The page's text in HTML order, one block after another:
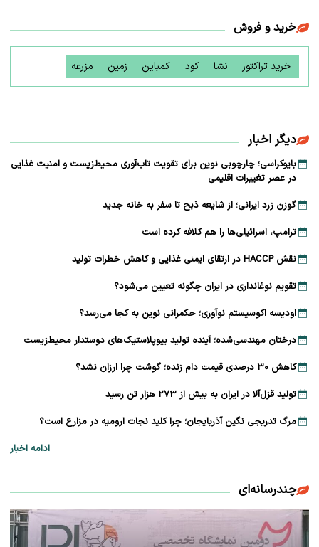
خرید و فروش
خرید تراکتور نشا کود کمباین زمین مزرعه
دیگر اخبار
بایوکراسی؛ چارچوبی نوین برای تقویت تاب‌آوری محیط‌زیست و امنیت غذایی
در عصر تغییرات اقلیمی
گوزن زرد ایرانی؛ از شایعه ذبح تا سفر به خانه جدید
ترامپ، اسرائیلی‌ها را هم کلافه کرده است
نقش HACCP در ارتقای ایمنی غذایی و کاهش خطرات تولید
تقویم نوغانداری در ایران چگونه تعیین می‌شود؟
اودیسه اکوسیستم نوآوری؛ حکمرانی نوین به کجا می‌رسد؟
درختان مهندسی‌شده؛ آینده تولید بیوپلاستیک‌های دوستدار محیط‌زیست
کاهش ۳۰ درصدی قیمت دام زنده؛ گوشت چرا ارزان نشد؟
تولید قزل‌آلا در ایران به بیش از ۲۷۳ هزار تن رسید
مرگ تدریجی نگین آذربایجان؛ چرا کلید نجات ارومیه در مزارع است؟
ادامه اخبار
چندرسانه‌ای